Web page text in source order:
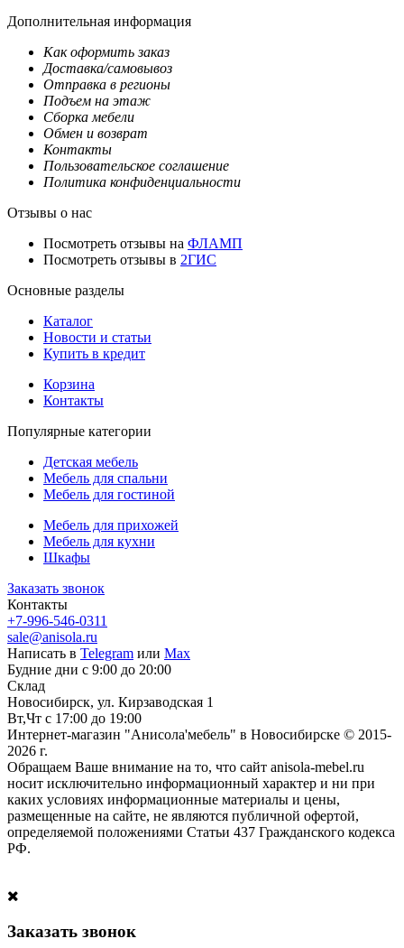
Дополнительная информация
Как оформить заказ
Доставка/самовывоз
Отправка в регионы
Подъем на этаж
Сборка мебели
Обмен и возврат
Контакты
Пользовательское соглашение
Политика конфиденциальности
Отзывы о нас
Посмотреть отзывы на ФЛАМП
Посмотреть отзывы в 2ГИС
Основные разделы
Каталог
Новости и статьи
Купить в кредит
Корзина
Контакты
Популярные категории
Детская мебель
Мебель для спальни
Мебель для гостиной
Мебель для прихожей
Мебель для кухни
Шкафы
Заказать звонок
Контакты
+7-996-546-0311
sale@anisola.ru
Написать в Telegram или Max
Будние дни с 9:00 до 20:00
Склад
Новосибирск, ул. Кирзаводская 1
Вт,Чт с 17:00 до 19:00
Интернет-магазин "Анисола'мебель" в Новосибирске © 2015-
2026 г.
Обращаем Ваше внимание на то, что сайт anisola-mebel.ru
носит исключительно информационный характер и ни при
каких условиях информационные материалы и цены,
размещенные на сайте, не являются публичной офертой,
определяемой положениями Статьи 437 Гражданского кодекса
РФ.
Заказать звонок